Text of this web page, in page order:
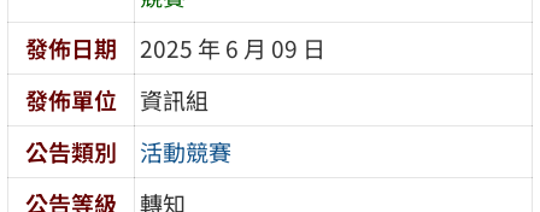
發佈日期
2025 年 6 月 09 日
發佈單位
資訊組
公告類別
活動競賽
公告等級
轉知